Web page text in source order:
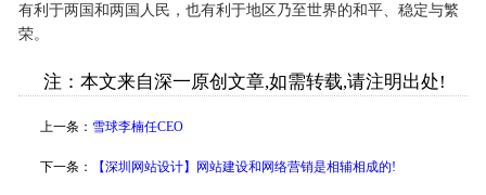
有利于两国和两国人民，也有利于地区乃至世界的和平、稳定与繁
荣。
注：本文来自深一原创文章,如需转载,请注明出处!
上一条： 雪球李楠任CEO
下一条： 【深圳网站设计】网站建设和网络营销是相辅相成的!